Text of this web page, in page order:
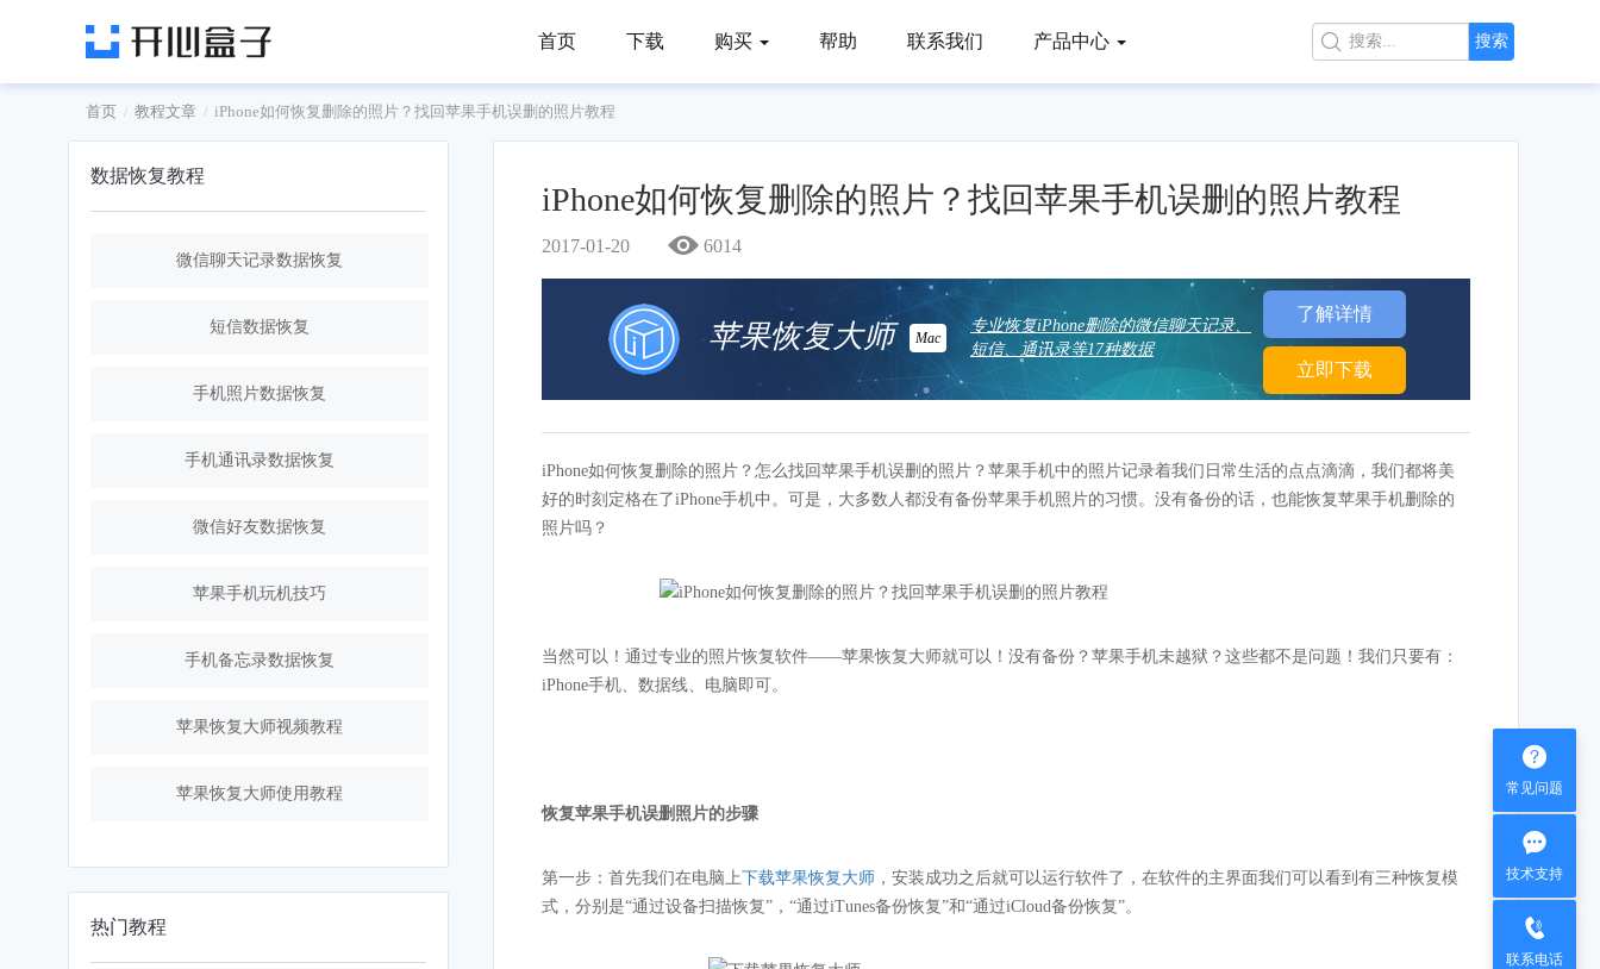
 搜索
首页 下载 购买 帮助 联系我们 产品中心
首页 教程文章 iPhone如何恢复删除的照片？找回苹果手机误删的照片教程
数据恢复教程
微信聊天记录数据恢复
短信数据恢复
手机照片数据恢复
手机通讯录数据恢复
微信好友数据恢复
苹果手机玩机技巧
手机备忘录数据恢复
苹果恢复大师视频教程
苹果恢复大师使用教程
热门教程
iPhone如何恢复删除的照片？找回苹果手机误删的照片教程
2017-01-20 6014
苹果恢复大师 Mac
专业恢复iPhone删除的微信聊天记录、
短信、通讯录等17种数据
了解详情
立即下载
iPhone如何恢复删除的照片？怎么找回苹果手机误删的照片？苹果手机中的照片记录着我们日常生活的点点滴滴，我们都将美
好的时刻定格在了iPhone手机中。可是，大多数人都没有备份苹果手机照片的习惯。没有备份的话，也能恢复苹果手机删除的
照片吗？
当然可以！通过专业的照片恢复软件——苹果恢复大师就可以！没有备份？苹果手机未越狱？这些都不是问题！我们只要有：
iPhone手机、数据线、电脑即可。
恢复苹果手机误删照片的步骤
第一步：首先我们在电脑上下载苹果恢复大师 ，安装成功之后就可以运行软件了，在软件的主界面我们可以看到有三种恢复模
式，分别是“通过设备扫描恢复”，“通过iTunes备份恢复”和“通过iCloud备份恢复”。

常见问题

技术支持

联系电话